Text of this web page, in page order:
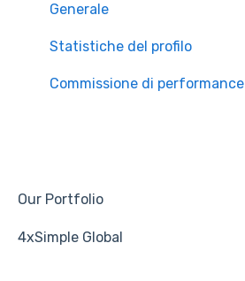
Generale
Statistiche del profilo
Commissione di performance
Our Portfolio
4xSimple Global